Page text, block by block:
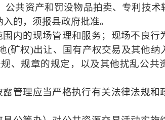
共资产和罚没物品拍卖、专利技术
的，须报县政府批准。
内的现场管理和服务；现场不良行
(矿权)出让、国有产权交易及其他纳
、规章的规定，以及其他扰乱公共
管理应当严格执行有关法律法规和